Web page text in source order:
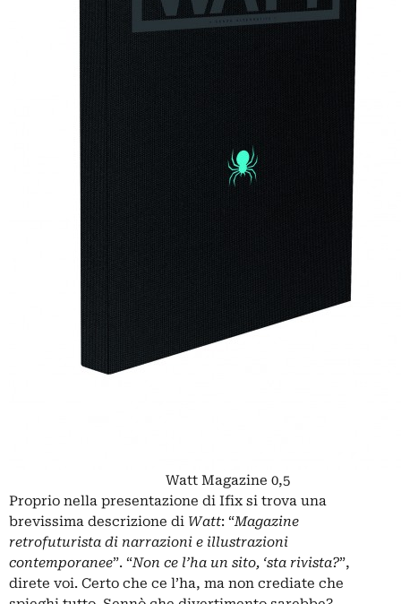
Watt Magazine 0,5
Proprio nella presentazione di Ifix si trova una
brevissima descrizione di Watt: “Magazine
retrofuturista di narrazioni e illustrazioni
contemporanee”. “Non ce l’ha un sito, ‘sta rivista?”,
direte voi. Certo che ce l’ha, ma non crediate che